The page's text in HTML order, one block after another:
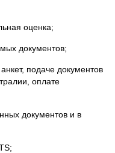
оценка;
документов;
подаче документов
оплате
документов и в